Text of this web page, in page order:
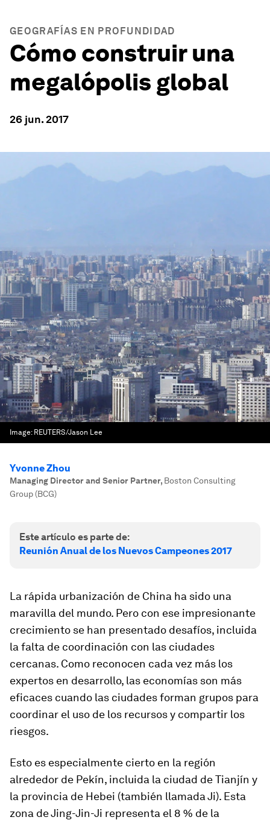
GEOGRAFÍAS EN PROFUNDIDAD
Cómo construir una
megalópolis global
26 jun. 2017
Image: REUTERS/Jason Lee
Yvonne Zhou
Managing Director and Senior Partner, Boston Consulting
Group (BCG)
Este artículo es parte de:
Reunión Anual de los Nuevos Campeones 2017
La rápida urbanización de China ha sido una
maravilla del mundo. Pero con ese impresionante
crecimiento se han presentado desafíos, incluida
la falta de coordinación con las ciudades
cercanas. Como reconocen cada vez más los
expertos en desarrollo, las economías son más
eficaces cuando las ciudades forman grupos para
coordinar el uso de los recursos y compartir los
riesgos.
Esto es especialmente cierto en la región
alrededor de Pekín, incluida la ciudad de Tianjín y
la provincia de Hebei (también llamada Ji). Esta
zona de Jing-Jin-Ji representa el 8 % de la